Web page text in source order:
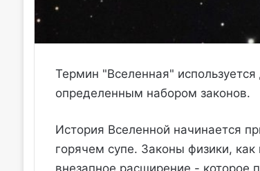
Термин "Вселенная"
определенным набором законов.
История Вселенной начинается
горячем супе. Законы физики,